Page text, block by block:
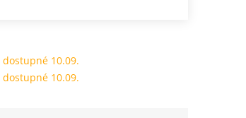
dostupné 10.09.
dostupné 10.09.